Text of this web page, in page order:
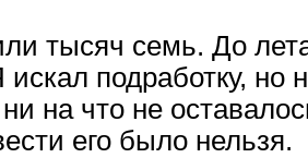
тысяч семь. До
искал подработку, но
на что не
его было нельзя.